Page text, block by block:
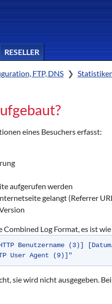
RESELLER
FTP, DNS
eines Besuchers erfasst:
aufgerufen werden
gelangt (Referrer
Combined Log Format, es ist
Benutzername (3)]
User Agent (9)]"
sie wird nicht ausgegeben.